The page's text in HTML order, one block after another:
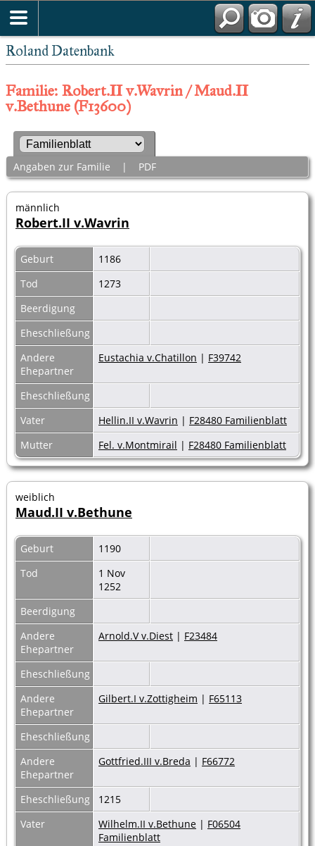
Roland Datenbank
Familie: Robert.II v.Wavrin / Maud.II
v.Bethune (F13600)
Angaben zur Familie | PDF
männlich
Robert.II v.Wavrin
Geburt
1186
Tod
1273
Beerdigung
Eheschließung
Andere
Ehepartner
Eustachia v.Chatillon | F39742
Eheschließung
Vater
Hellin.II v.Wavrin | F28480 Familienblatt
Mutter
Fel. v.Montmirail | F28480 Familienblatt
weiblich
Maud.II v.Bethune
Geburt
1190
Tod
1 Nov
1252
Beerdigung
Andere
Ehepartner
Arnold.V v.Diest | F23484
Eheschließung
Andere
Ehepartner
Gilbert.I v.Zottigheim | F65113
Eheschließung
Andere
Ehepartner
Gottfried.III v.Breda | F66772
Eheschließung
1215
Vater
Wilhelm.II v.Bethune | F06504
Familienblatt